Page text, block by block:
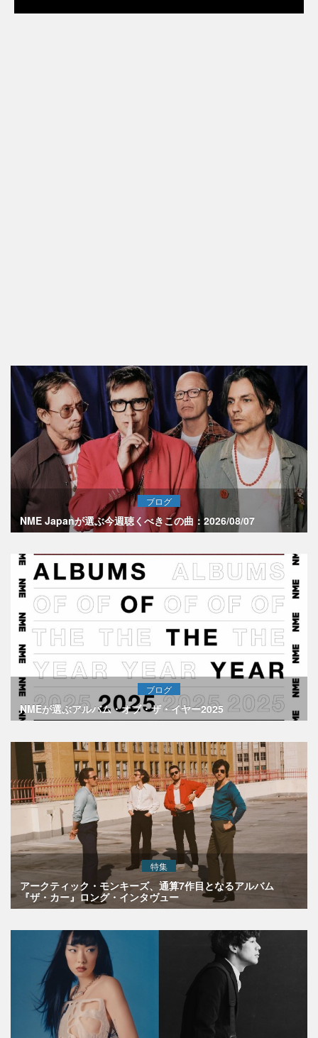
ブログ
NME Japanが選ぶ今週聴くべきこの曲：2026/08/07
ブログ
NMEが選ぶアルバム・オブ・ザ・イヤー2025
特集
アークティック・モンキーズ、通算7作目となるアルバム
『ザ・カー』ロング・インタヴュー